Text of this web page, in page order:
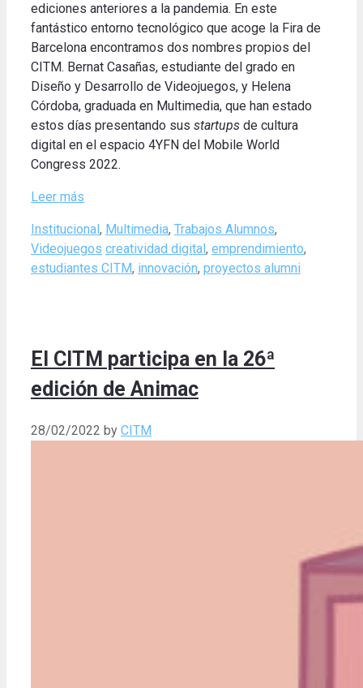
ediciones anteriores a la pandemia. En este
fantástico entorno tecnológico que acoge la Fira de
Barcelona encontramos dos nombres propios del
CITM. Bernat Casañas, estudiante del grado en
Diseño y Desarrollo de Videojuegos, y Helena
Córdoba, graduada en Multimedia, que han estado
estos días presentando sus startups de cultura
digital en el espacio 4YFN del Mobile World
Congress 2022.
Leer más
Categories
Institucional , Multimedia, Trabajos Alumnos,
Videojuegos Tags
creatividad digital , emprendimiento,
estudiantes CITM, innovación, proyectos alumni
El CITM participa en la 26ª
edición de Animac
28/02/2022 by CITM